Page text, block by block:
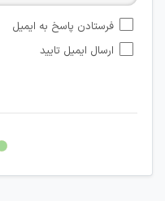
شبکه های مجازی ارتباطی می
امکان تأیید نظرات
هرگونه تحریک، تحقیر و
غیر مجاز می باشد.
امکان هماهنگی برای
فرستادن پاسخ به ایمیل
ارسال ایمیل تایید